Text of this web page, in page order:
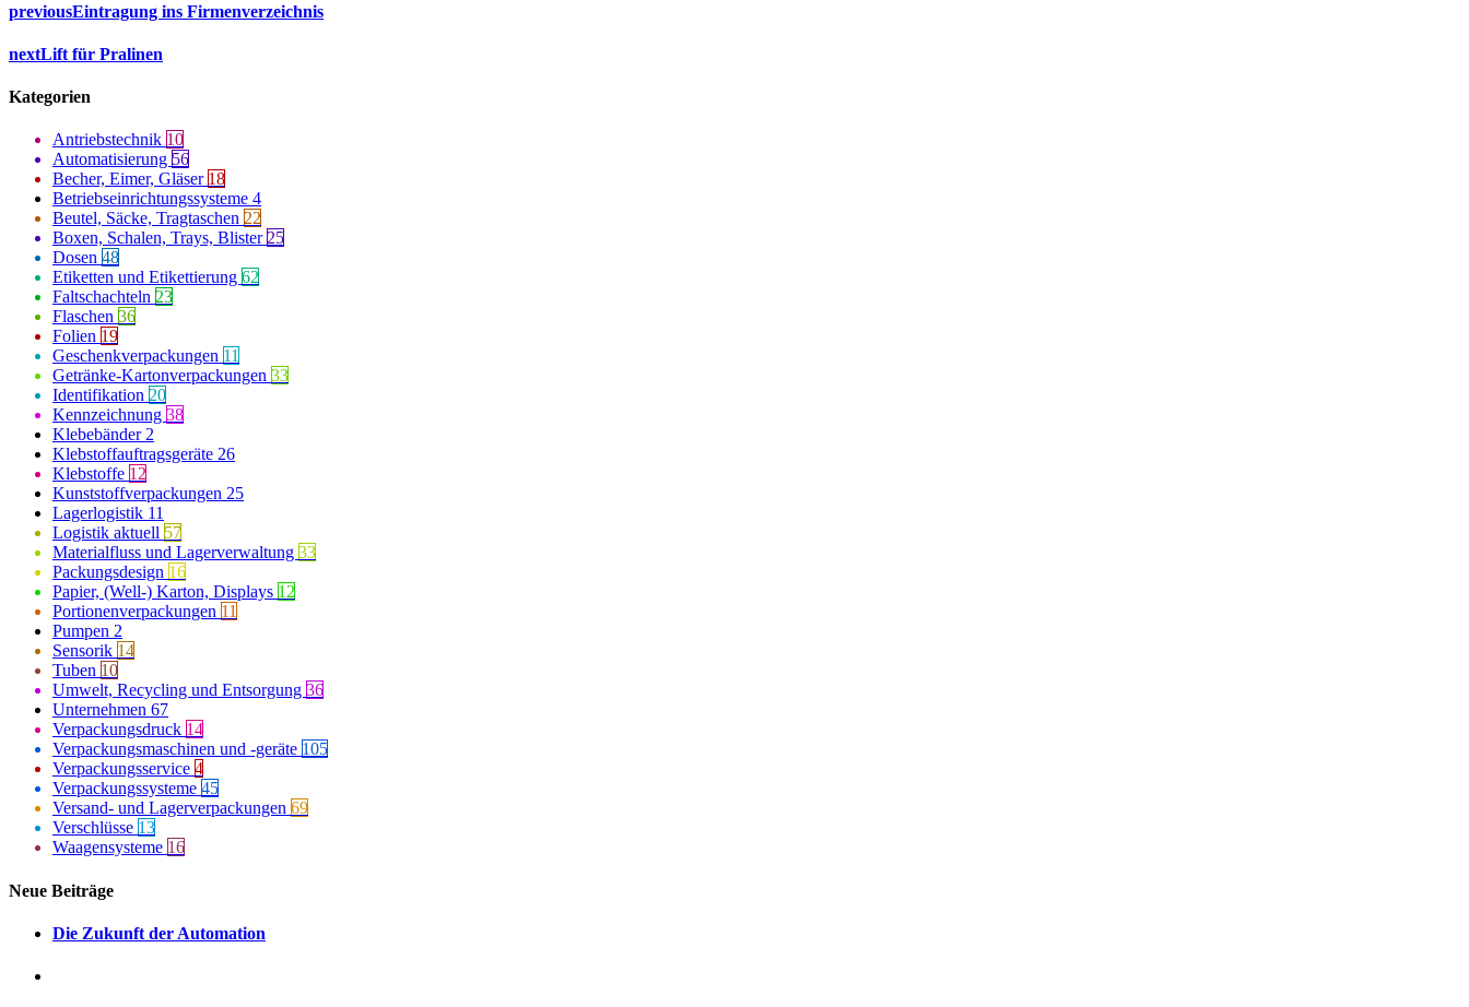
previousEintragung ins Firmenverzeichnis
nextLift für Pralinen
Kategorien
Antriebstechnik 10
Automatisierung 56
Becher, Eimer, Gläser 18
Betriebseinrichtungssysteme 4
Beutel, Säcke, Tragtaschen 22
Boxen, Schalen, Trays, Blister 25
Dosen 48
Etiketten und Etikettierung 62
Faltschachteln 23
Flaschen 36
Folien 19
Geschenkverpackungen 11
Getränke-Kartonverpackungen 33
Identifikation 20
Kennzeichnung 38
Klebebänder 2
Klebstoffauftragsgeräte 26
Klebstoffe 12
Kunststoffverpackungen 25
Lagerlogistik 11
Logistik aktuell 57
Materialfluss und Lagerverwaltung 33
Packungsdesign 16
Papier, (Well-) Karton, Displays 12
Portionenverpackungen 11
Pumpen 2
Sensorik 14
Tuben 10
Umwelt, Recycling und Entsorgung 36
Unternehmen 67
Verpackungsdruck 14
Verpackungsmaschinen und -geräte 105
Verpackungsservice 4
Verpackungssysteme 45
Versand- und Lagerverpackungen 69
Verschlüsse 13
Waagensysteme 16
Neue Beiträge
Die Zukunft der Automation